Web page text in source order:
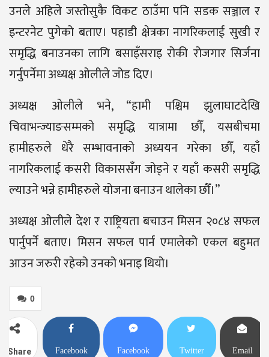
उनले अहिले जस्तोसुकै विकट ठाउँमा पनि सडक सञ्जाल र
इन्टरनेट पुगेको बताए। पहाडी क्षेत्रका नागरिकलाई सुखी र
समृद्धि बनाउनका लागि बसाइँसराइ रोकी रोजगार सिर्जना
गर्नुपर्नेमा अध्यक्ष ओलीले जोड दिए।
अध्यक्ष ओलीले भने, “हामी पश्चिम झुलाघाटदेखि
चिवाभन्ज्याङसम्मको समृद्धि यात्रामा छौँ, यसबीचमा
हामीहरुले धेरै सम्भावनाको अध्ययन गरेका छौँ, यहाँ
नागरिकलाई कसरी विकाससँग जोड्ने र यहाँ कसरी समृद्धि
ल्याउने भन्ने हामीहरुले योजना बनाउन थालेका छौँ।”
अध्यक्ष ओलीले देश र राष्ट्रियता बचाउन मिसन २०८४ सफल
पार्नुपर्ने बताए। मिसन सफल पार्न एमालेको एकल बहुमत
आउन जरुरी रहेको उनको भनाइ थियो।
0
Share Facebook Facebook Twitter Email